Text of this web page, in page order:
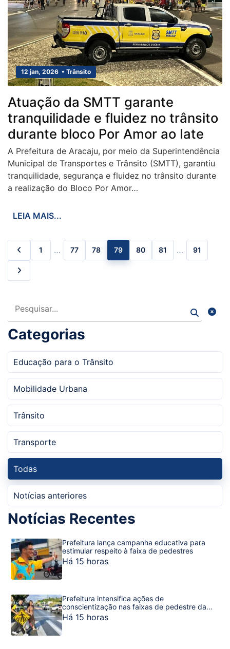
12 jan, 2026 • Trânsito
Atuação da SMTT garante
tranquilidade e fluidez no trânsito
durante bloco Por Amor ao Iate
A Prefeitura de Aracaju, por meio da Superintendência
Municipal de Transportes e Trânsito (SMTT), garantiu
tranquilidade, segurança e fluidez no trânsito durante
a realização do Bloco Por Amor…
LEIA MAIS...
1 … 77 78 79 80 81 … 91
Categorias
Educação para o Trânsito
Mobilidade Urbana
Trânsito
Transporte
Todas
Notícias anteriores
Notícias Recentes
Prefeitura lança campanha educativa para
estimular respeito à faixa de pedestres
Há 15 horas
Prefeitura intensifica ações de
conscientização nas faixas de pedestre da
capital sergipana
Há 15 horas